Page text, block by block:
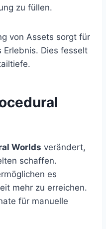
zu füllen.
von Assets sorgt für
Erlebnis. Dies fesselt
Worlds verändert,
schaffen.
es
mehr zu erreichen.
für manuelle